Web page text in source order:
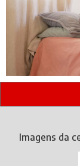
Imagens da